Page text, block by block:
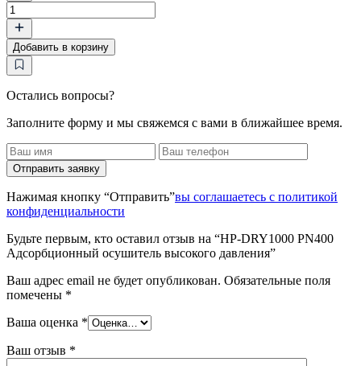
Количество
товара
HP-
DRY1000
PN400
Адсорбционный
осушитель
давления
Добавить в корзину
Остались вопросы?
Заполните форму и мы свяжемся с вами в ближайшее время.
Отправить заявку
Нажимая кнопку “Отправить”вы соглашаетесь с политикой
конфиденциальности
Будьте первым, кто оставил отзыв на “HP-DRY1000 PN400
Адсорбционный осушитель высокого давления”
Ваш адрес email не будет опубликован. Обязательные поля
помечены *
Ваша оценка *
Ваш отзыв *